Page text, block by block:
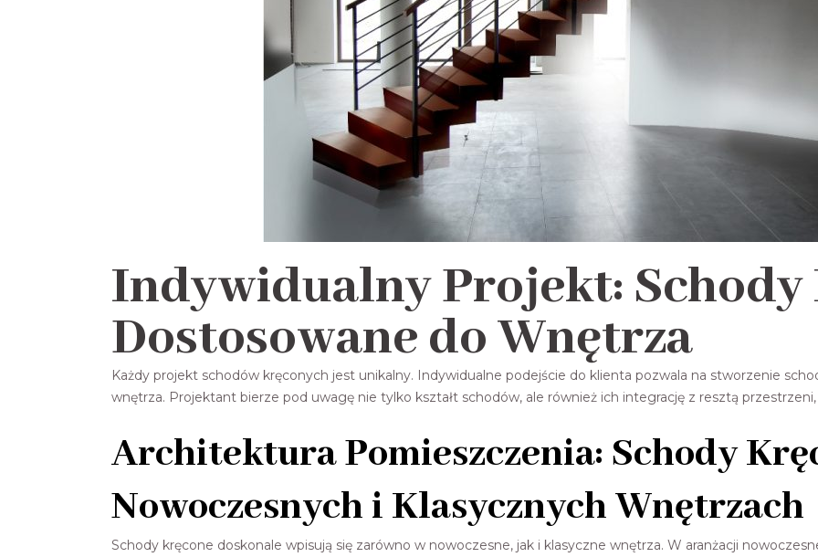
Indywidualny Projekt: Schody
Dostosowane do Wnętrza
Każdy projekt schodów kręconych jest unikalny. Indywidualne podejście do klienta pozwala na stworzenie
wnętrza. Projektant bierze pod uwagę nie tylko kształt schodów, ale również ich integrację z resztą
Architektura Pomieszczenia: Schody
Nowoczesnych i Klasycznych Wnętrzach
Schody kręcone doskonale wpisują się zarówno w nowoczesne, jak i klasyczne wnętrza. W aranżacji